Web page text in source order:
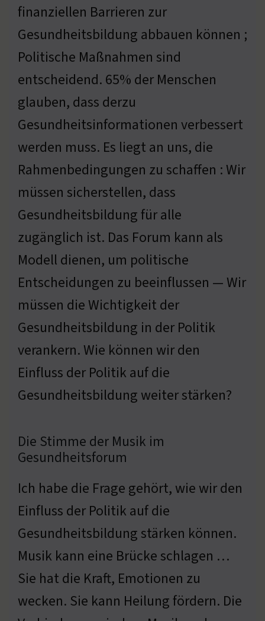
finanziellen Barrieren zur
Gesundheitsbildung abbauen können ;
Politische Maßnahmen sind
entscheidend. 65% der Menschen
glauben, dass derzu
Gesundheitsinformationen verbessert
werden muss. Es liegt an uns, die
Rahmenbedingungen zu schaffen : Wir
müssen sicherstellen, dass
Gesundheitsbildung für alle
zugänglich ist. Das Forum kann als
Modell dienen, um politische
Entscheidungen zu beeinflussen — Wir
müssen die Wichtigkeit der
Gesundheitsbildung in der Politik
verankern. Wie können wir den
Einfluss der Politik auf die
Gesundheitsbildung weiter stärken?
Die Stimme der Musik im
Gesundheitsforum
Ich habe die Frage gehört, wie wir den
Einfluss der Politik auf die
Gesundheitsbildung stärken können.
Musik kann eine Brücke schlagen …
Sie hat die Kraft, Emotionen zu
wecken. Sie kann Heilung fördern. Die